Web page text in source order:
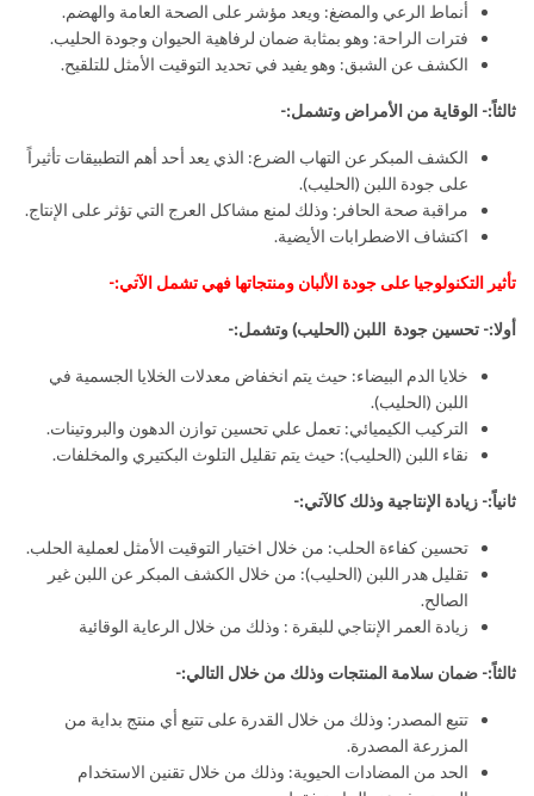
أنماط الرعي والمضغ: ويعد مؤشر على الصحة العامة والهضم.
فترات الراحة: وهو بمثابة ضمان لرفاهية الحيوان وجودة الحليب.
الكشف عن الشبق: وهو يفيد في تحديد التوقيت الأمثل للتلقيح.
ثالثاً:- الوقاية من الأمراض وتشمل:-
الكشف المبكر عن التهاب الضرع: الذي يعد أحد أهم التطبيقات تأثيراً
على جودة اللبن (الحليب).
مراقبة صحة الحافر: وذلك لمنع مشاكل العرج التي تؤثر على الإنتاج.
اكتشاف الاضطرابات الأيضية.
تأثير التكنولوجيا على جودة الألبان ومنتجاتها فهي تشمل الآتي:-
أولا:- تحسين جودة اللبن (الحليب) وتشمل:-
خلايا الدم البيضاء: حيث يتم انخفاض معدلات الخلايا الجسمية في
اللبن (الحليب).
التركيب الكيميائي: تعمل علي تحسين توازن الدهون والبروتينات.
نقاء اللبن (الحليب): حيث يتم تقليل التلوث البكتيري والمخلفات.
ثانياً:- زيادة الإنتاجية وذلك كالآتي:-
تحسين كفاءة الحلب: من خلال اختيار التوقيت الأمثل لعملية الحلب.
تقليل هدر اللبن (الحليب): من خلال الكشف المبكر عن اللبن غير
الصالح.
زيادة العمر الإنتاجي للبقرة : وذلك من خلال الرعاية الوقائية
ثالثاً:- ضمان سلامة المنتجات وذلك من خلال التالي:-
تتبع المصدر: وذلك من خلال القدرة على تتبع أي منتج بداية من
المزرعة المصدرة.
الحد من المضادات الحيوية: وذلك من خلال تقنين الاستخدام